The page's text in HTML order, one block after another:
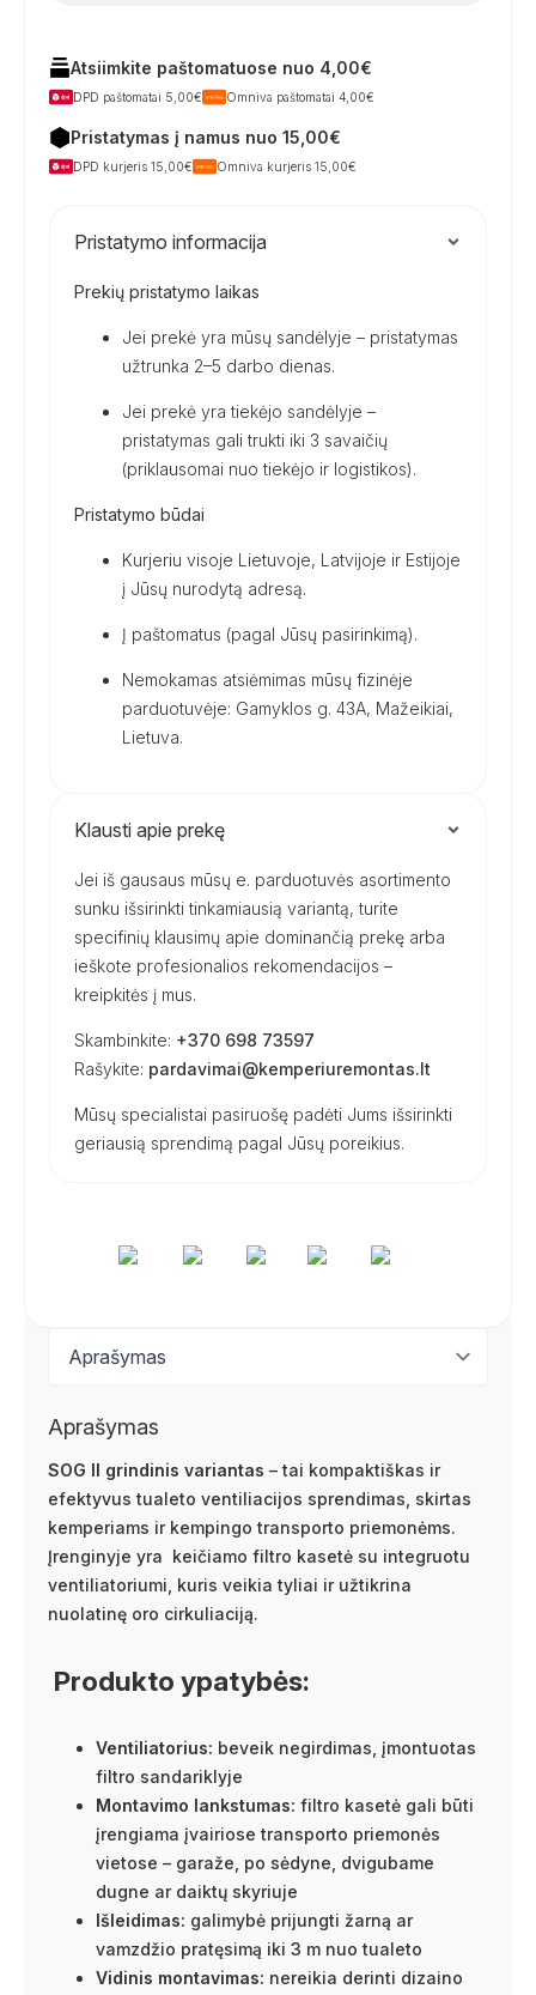
patikima
apsauga
nuo
kvapų
kemperio
tualete
Atsiimkite paštomatuose nuo 4,00€
DPD paštomatai 5,00€ Omniva paštomatai 4,00€
Pristatymas į namus nuo 15,00€
DPD kurjeris 15,00€ Omniva kurjeris 15,00€
Pristatymo informacija
Prekių pristatymo laikas
Jei prekė yra mūsų sandėlyje – pristatymas
užtrunka 2–5 darbo dienas.
Jei prekė yra tiekėjo sandėlyje –
pristatymas gali trukti iki 3 savaičių
(priklausomai nuo tiekėjo ir logistikos).
Pristatymo būdai
Kurjeriu visoje Lietuvoje, Latvijoje ir Estijoje
į Jūsų nurodytą adresą.
Į paštomatus (pagal Jūsų pasirinkimą).
Nemokamas atsiėmimas mūsų fizinėje
parduotuvėje: Gamyklos g. 43A, Mažeikiai,
Lietuva.
Klausti apie prekę
Jei iš gausaus mūsų e. parduotuvės asortimento
sunku išsirinkti tinkamiausią variantą, turite
specifinių klausimų apie dominančią prekę arba
ieškote profesionalios rekomendacijos –
kreipkitės į mus.
Skambinkite: +370 698 73597
Rašykite: pardavimai@kemperiuremontas.lt
Mūsų specialistai pasiruošę padėti Jums išsirinkti
geriausią sprendimą pagal Jūsų poreikius.
Aprašymas
SOG II grindinis variantas – tai kompaktiškas ir
efektyvus tualeto ventiliacijos sprendimas, skirtas
kemperiams ir kempingo transporto priemonėms.
Įrenginyje yra keičiamo filtro kasetė su integruotu
ventiliatoriumi, kuris veikia tyliai ir užtikrina
nuolatinę oro cirkuliaciją.
Produkto ypatybės:
Ventiliatorius: beveik negirdimas, įmontuotas
filtro sandariklyje
Montavimo lankstumas: filtro kasetė gali būti
įrengiama įvairiose transporto priemonės
vietose – garaže, po sėdyne, dvigubame
dugne ar daiktų skyriuje
Išleidimas: galimybė prijungti žarną ar
vamzdžio pratęsimą iki 3 m nuo tualeto
Vidinis montavimas: nereikia derinti dizaino